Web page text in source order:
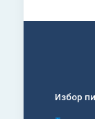
Избор